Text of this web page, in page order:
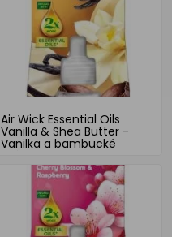
Air Wick Essential Oils
Vanilla & Shea Butter -
Vanilka a bambucké
osvěžovač náhradní náplň